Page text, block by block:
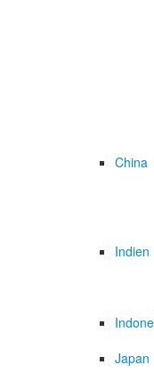
China
Indien
Japan